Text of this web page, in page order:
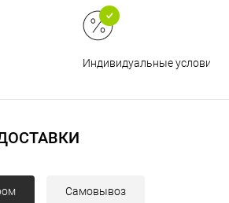
Индивидуальные условия
Самовывоз